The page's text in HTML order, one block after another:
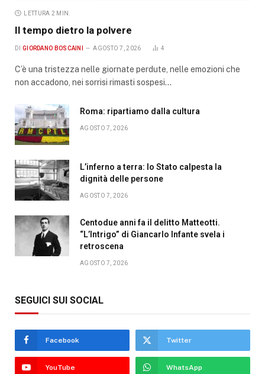
LETTURA 2 MIN.
Il tempo dietro la polvere
DI GIORDANO BOSCAINI AGOSTO 7, 2026 4
C’è una tristezza nelle giornate perdute, nelle emozioni che
non accadono, nei sorrisi rimasti sospesi…
Roma: ripartiamo dalla cultura
AGOSTO 7, 2026
L’inferno a terra: lo Stato calpesta la
dignità delle persone
AGOSTO 7, 2026
Centodue anni fa il delitto Matteotti.
“L’Intrigo” di Giancarlo Infante svela i
retroscena
AGOSTO 7, 2026
SEGUICI SUI SOCIAL
Facebook Twitter
YouTube WhatsApp